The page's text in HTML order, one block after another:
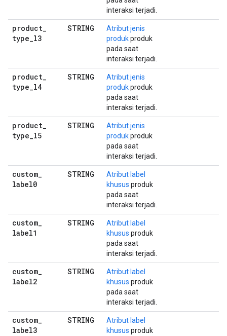
interaksi terjadi.
product_
type_l3
STRING
Atribut jenis
produkproduk
pada saat
interaksi terjadi.
product_
type_l4
STRING
Atribut jenis
produkproduk
pada saat
interaksi terjadi.
product_
type_l5
STRING
Atribut jenis
produkproduk
pada saat
interaksi terjadi.
custom_
label0
STRING
Atribut label
khusus produk
pada saat
interaksi terjadi.
custom_
label1
STRING
Atribut label
khusus produk
pada saat
interaksi terjadi.
custom_
label2
STRING
Atribut label
khusus produk
pada saat
interaksi terjadi.
custom_
label3
STRING
Atribut label
khusus produk